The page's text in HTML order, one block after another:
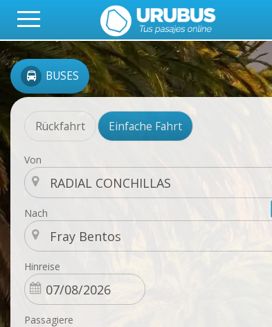
BUSES
Rückfahrt Einfache Fahrt
Von
Nach
Hinreise
Passagiere